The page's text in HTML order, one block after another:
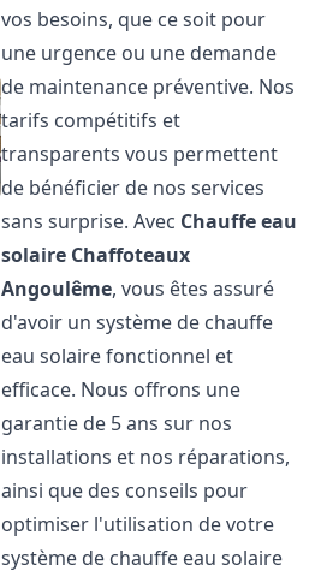
vos besoins, que ce soit pour
une urgence ou une demande
de maintenance préventive. Nos
tarifs compétitifs et
transparents vous permettent
de bénéficier de nos services
sans surprise. Avec Chauffe eau
solaire Chaffoteaux
Angoulême, vous êtes assuré
d'avoir un système de chauffe
eau solaire fonctionnel et
efficace. Nous offrons une
garantie de 5 ans sur nos
installations et nos réparations,
ainsi que des conseils pour
optimiser l'utilisation de votre
système de chauffe eau solaire